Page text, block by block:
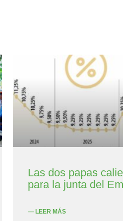
Las dos papas
para la junta del
— LEER MÁS